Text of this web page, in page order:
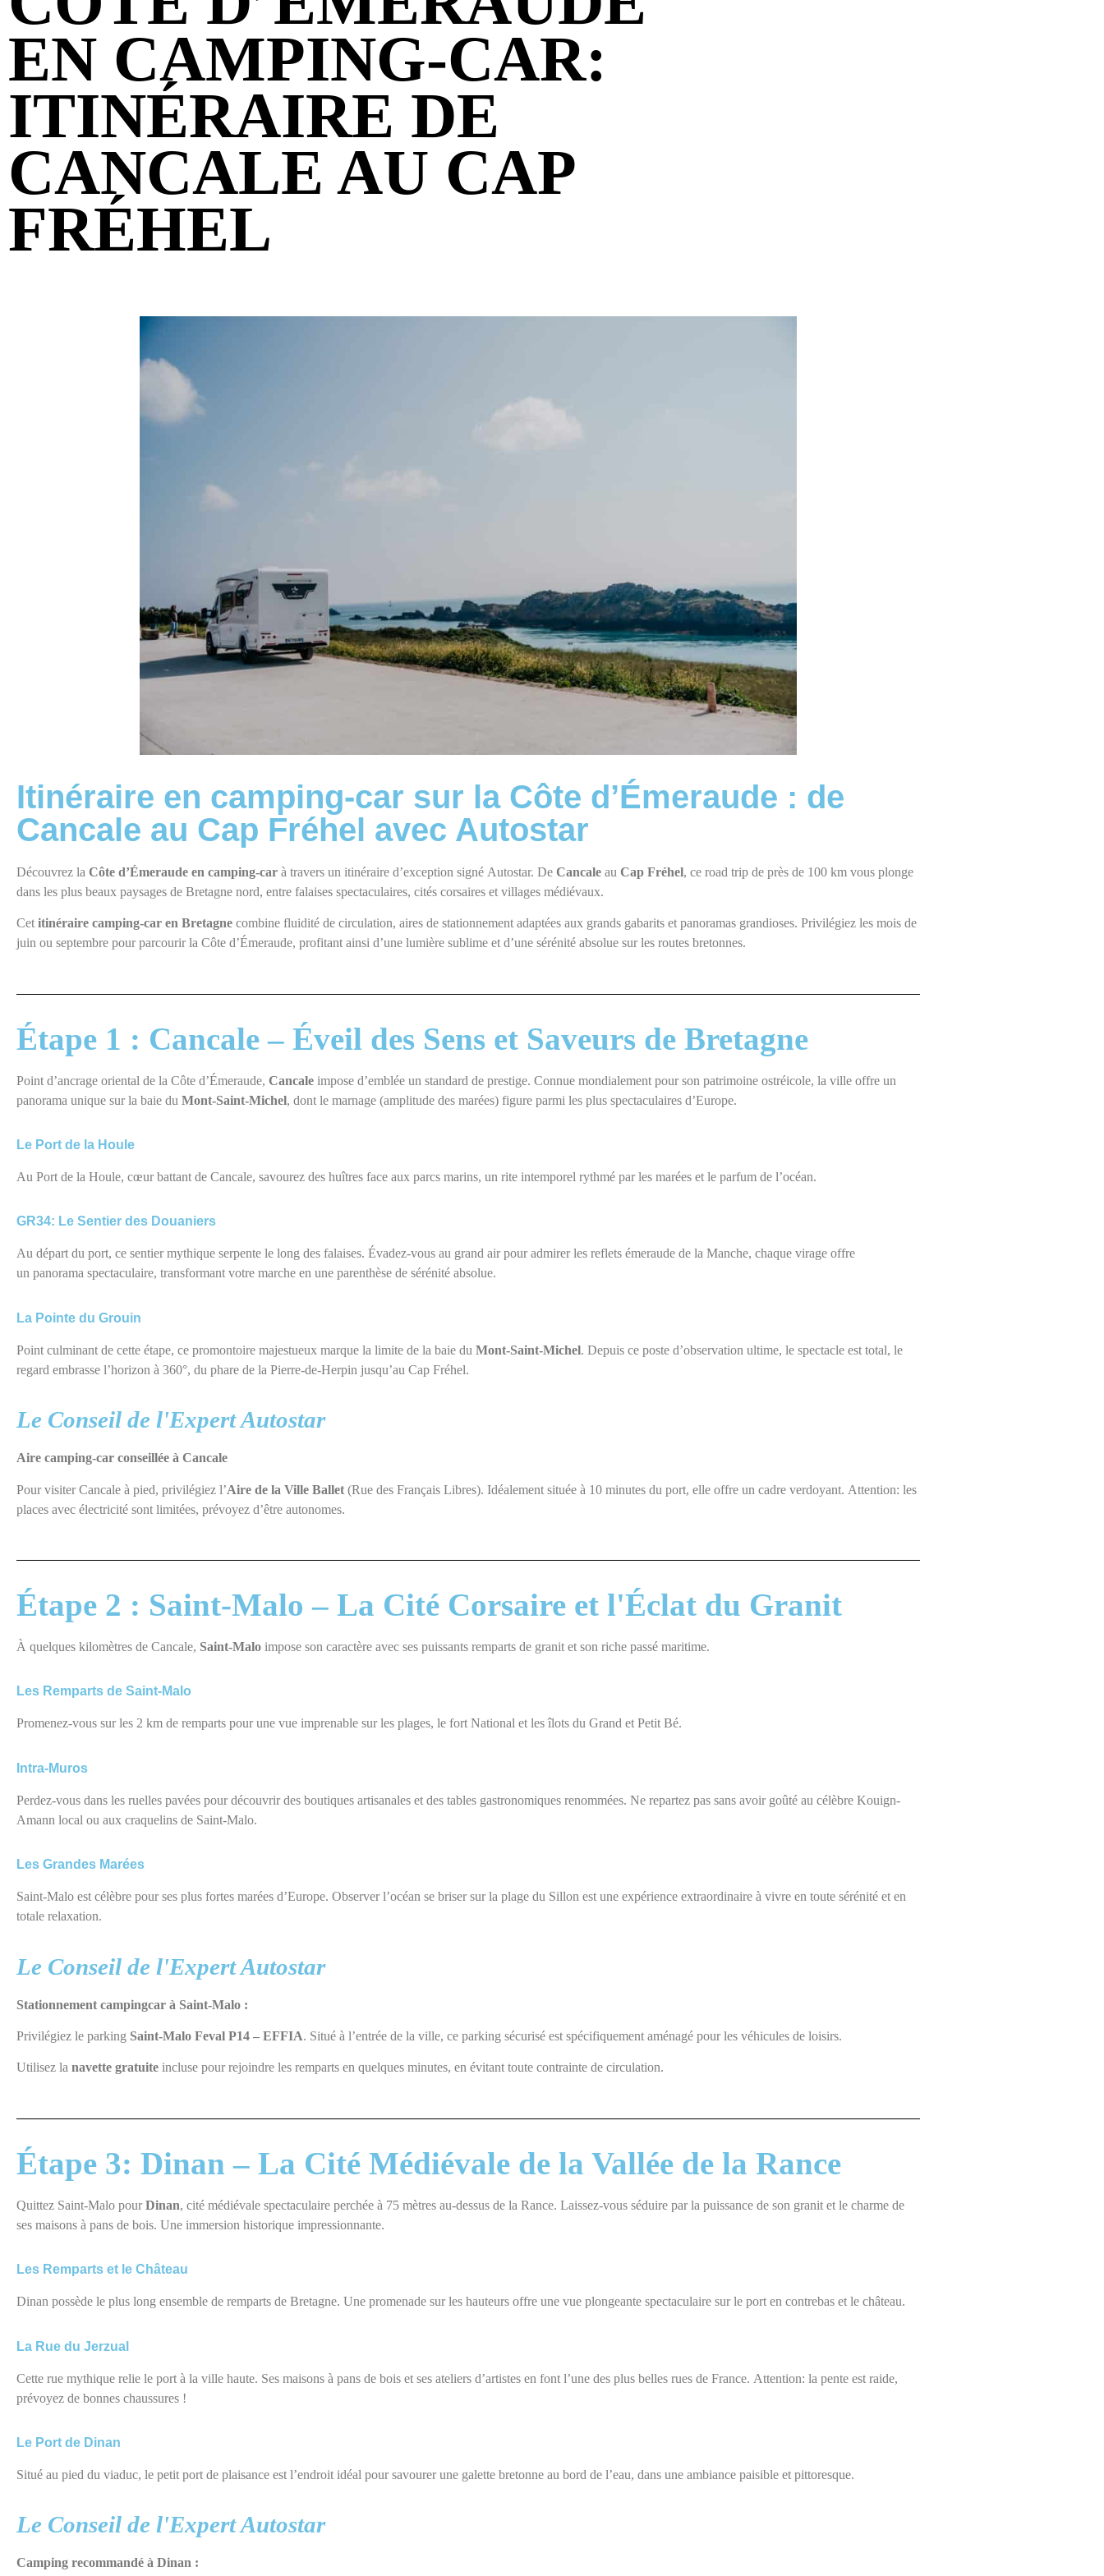
EN CAMPING-CAR:
ITINÉRAIRE DE
CANCALE AU CAP
FRÉHEL
Itinéraire en camping-car sur la Côte d’Émeraude : de
Cancale au Cap Fréhel avec Autostar
Découvrez la Côte d’Émeraude en camping-car à travers un itinéraire d’exception signé Autostar. De Cancale au Cap Fréhel, ce road trip de près de 100 km vous plonge
dans les plus beaux paysages de Bretagne nord, entre falaises spectaculaires, cités corsaires et villages médiévaux.
Cet itinéraire camping-car en Bretagne combine fluidité de circulation, aires de stationnement adaptées aux grands gabarits et panoramas grandioses. Privilégiez les mois de
juin ou septembre pour parcourir la Côte d’Émeraude, profitant ainsi d’une lumière sublime et d’une sérénité absolue sur les routes bretonnes.
Étape 1 : Cancale – Éveil des Sens et Saveurs de Bretagne
Point d’ancrage oriental de la Côte d’Émeraude, Cancale impose d’emblée un standard de prestige. Connue mondialement pour son patrimoine ostréicole, la ville offre un
panorama unique sur la baie du Mont-Saint-Michel, dont le marnage (amplitude des marées) figure parmi les plus spectaculaires d’Europe.
Le Port de la Houle
Au Port de la Houle, cœur battant de Cancale, savourez des huîtres face aux parcs marins, un rite intemporel rythmé par les marées et le parfum de l’océan.
GR34: Le Sentier des Douaniers
Au départ du port, ce sentier mythique serpente le long des falaises. Évadez-vous au grand air pour admirer les reflets émeraude de la Manche, chaque virage offre
un panorama spectaculaire, transformant votre marche en une parenthèse de sérénité absolue.
La Pointe du Grouin
Point culminant de cette étape, ce promontoire majestueux marque la limite de la baie du Mont-Saint-Michel. Depuis ce poste d’observation ultime, le spectacle est total, le
regard embrasse l’horizon à 360°, du phare de la Pierre-de-Herpin jusqu’au Cap Fréhel.
Le Conseil de l'Expert Autostar
Aire camping-car conseillée à Cancale
Pour visiter Cancale à pied, privilégiez l’Aire de la Ville Ballet (Rue des Français Libres). Idéalement située à 10 minutes du port, elle offre un cadre verdoyant. Attention: les
places avec électricité sont limitées, prévoyez d’être autonomes.
Étape 2 : Saint-Malo – La Cité Corsaire et l'Éclat du Granit
À quelques kilomètres de Cancale, Saint-Malo impose son caractère avec ses puissants remparts de granit et son riche passé maritime.
Les Remparts de Saint-Malo
Promenez-vous sur les 2 km de remparts pour une vue imprenable sur les plages, le fort National et les îlots du Grand et Petit Bé.
Intra-Muros
Perdez-vous dans les ruelles pavées pour découvrir des boutiques artisanales et des tables gastronomiques renommées. Ne repartez pas sans avoir goûté au célèbre Kouign-
Amann local ou aux craquelins de Saint-Malo.
Les Grandes Marées
Saint-Malo est célèbre pour ses plus fortes marées d’Europe. Observer l’océan se briser sur la plage du Sillon est une expérience extraordinaire à vivre en toute sérénité et en
totale relaxation.
Le Conseil de l'Expert Autostar
Stationnement campingcar à Saint-Malo :
Privilégiez le parking Saint-Malo Feval P14 – EFFIA. Situé à l’entrée de la ville, ce parking sécurisé est spécifiquement aménagé pour les véhicules de loisirs.
Utilisez la navette gratuite incluse pour rejoindre les remparts en quelques minutes, en évitant toute contrainte de circulation.
Étape 3: Dinan – La Cité Médiévale de la Vallée de la Rance
Quittez Saint-Malo pourDinan, cité médiévale spectaculaire perchée à 75 mètres au-dessus de la Rance. Laissez-vous séduire par la puissance de son granit et le charme de
ses maisons à pans de bois. Une immersion historique impressionnante.
Les Remparts et le Château
Dinan possède le plus long ensemble de remparts de Bretagne. Une promenade sur les hauteurs offre une vue plongeante spectaculaire sur le port en contrebas et le château.
La Rue du Jerzual
Cette rue mythique relie le port à la ville haute. Ses maisons à pans de bois et ses ateliers d’artistes en font l’une des plus belles rues de France. Attention: la pente est raide,
prévoyez de bonnes chaussures !
Le Port de Dinan
Situé au pied du viaduc, le petit port de plaisance est l’endroit idéal pour savourer une galette bretonne au bord de l’eau, dans une ambiance paisible et pittoresque.
Le Conseil de l'Expert Autostar
Camping recommandé à Dinan :